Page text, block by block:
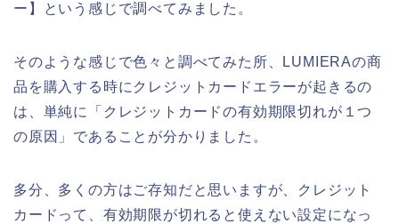
ー】という感じで調べてみました。
そのような感じで色々と調べてみた所、LUMIERAの商
品を購入する時にクレジットカードエラーが起きるの
は、単純に「クレジットカードの有効期限切れが１つ
の原因」であることが分かりました。
多分、多くの方はご存知だと思いますが、クレジット
カードって、有効期限が切れると使えない設定になっ